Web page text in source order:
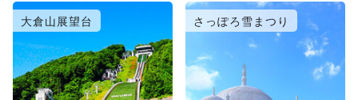
大倉山展望台 さっぽろ雪まつり